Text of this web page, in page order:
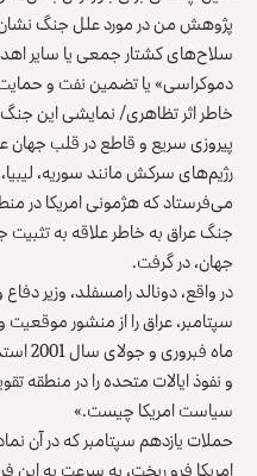
پژوهش من در مورد علل جنگ
سلاح‌های کشتار جمعی یا سایر
دموکراسی» یا تضمین نفت و
خاطر اثر تظاهری/ نمایشی این
پیروزی سریع و قاطع در قلب
رژیم‌های سرکش مانند سوریه، لیبیا،
می‌فرستاد که هژمونی امریکا در
جنگ عراق به خاطر علاقه به تثبیت
جهان، در گرفت.
سپتامبر، عراق را از منشور
ماه
و نفوذ ایالات متحده را در منطقه
سیاست امریکا چیست.»
حملات یازدهم سپتامبر که در آن
امریکا فرو ریخت، به سرعت به